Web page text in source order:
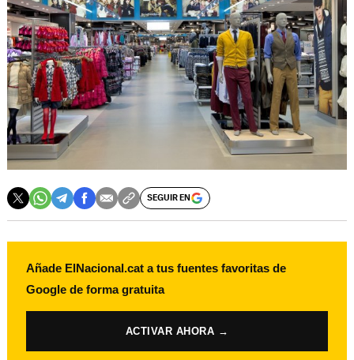
SEGUIR EN
Añade ElNacional.cat a tus fuentes favoritas de
Google de forma gratuita
ACTIVAR AHORA →